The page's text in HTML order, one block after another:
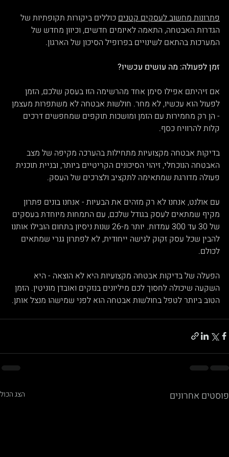
פתרונות מחשוב לעסקים קטנים כוללים ביקורות תקופתיות של
הגדרות האבטחה, התאמה לאיומים חדשים, וכיוון מחדש של
המערכות בהתאם לשינויים בפרופיל הסיכון של הארגון.
זמן לפעולה: מה עושים עכשיו?
אם זיהיתם אפילו סימן אחד מהרשימה הזו בעסק שלכם, הזמן
לפעול הוא עכשיו, לא מחר. חולשות אבטחה לא משתפרות מעצמן
- הן רק מחמירות עם הזמן ומושכות תוקפים שמחפשים דרכים
קלות להרוויח כסף.
בדיקות אבטחה מקצועיות מתחילות בהערכה מקיפה של מצב
האבטחה הנוכחלי, זיהוי הסיכונים הקריטיים ביותר, ובניית תוכנית
פעולה מדורגת שמתאימה לתקציב ולצרכים של העסק.
עם אולנט, אנחנו לא רק מזהים את הבעיות - אנחנו בונים פתרון
מקיף שמתאים לעסק בגודל שלכם, עם התמחות מיוחדת בעסקים
של 30 עד 300 עמדות. יותר מ-26 שנות ניסיון בתחום הובילו אותנו
להבין שכל עסק זקוק לגישה ייחודית, לא לפתרון גנרי שמתאים
לכולם.
הפעלה של בדיקות אבטחה מקצועיות היא לא הוצאה - היא
השקעה שיכולה לחסוך לכם מיליונים בנזקים ואובדן מוניטין. הזמן
הטוב ביותר לטפל בחולשות אבטחה הוא לפני שמישהו מנצל אותן.
פוסטים אחרונים הצג הכול